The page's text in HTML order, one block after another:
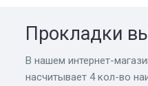
Прокладки
В нашем интернет-
насчитывает 4 кол-во